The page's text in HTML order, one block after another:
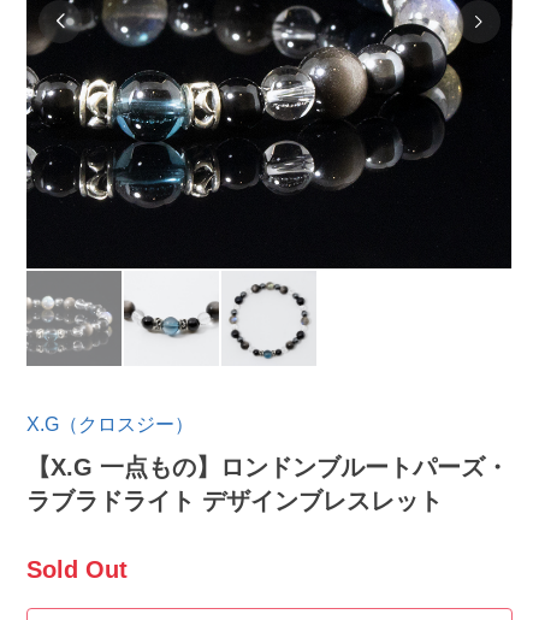
X.G（クロスジー）
【X.G 一点もの】ロンドンブルートパーズ・
ラブラドライト デザインブレスレット
Sold Out